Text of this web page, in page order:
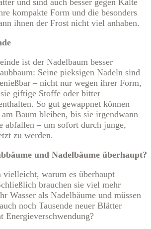
kompakte Form und die besonders
ihnen der Frost nicht viel anhaben.
ist der Nadelbaum besser
Seine pieksigen Nadeln sind
– nicht nur wegen ihrer Form,
giftige Stoffe oder bitter
So gut gewappnet können
Baum bleiben, bis sie irgendwann
abfallen – um sofort durch junge,
zu werden.
und Nadelbäume überhaupt?
vielleicht, warum es überhaupt
brauchen sie viel mehr
Wasser als Nadelbäume und müssen
noch Tausende neuer Blätter
Energieverschwendung?